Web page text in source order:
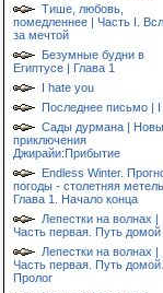
Тише, любовь,
помедленнее | Часть I.
за мечтой
Безумные будни в
Египтусе | Глава 1
I hate you
Последнее письмо | I
Сады дурмана |
приключения
Джирайи:Прибытие
Endless Winter.
погоды - столетняя
Глава 1. Начало конца
Лепестки на волнах |
Часть первая. Путь домой
Лепестки на волнах |
Часть первая. Путь домой.
Пролог